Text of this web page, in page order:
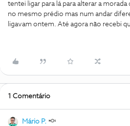
tentei ligar para lá para alterar a
no mesmo prédio mas num andar
ligavam ontem. Até agora não recebi
1 Comentário
Mário P.